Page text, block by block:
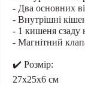
- Два основних
- Внутрішні
- 1 кишеня сзаду
- Магнітний
✔️ Розмір:
27x25x6 см